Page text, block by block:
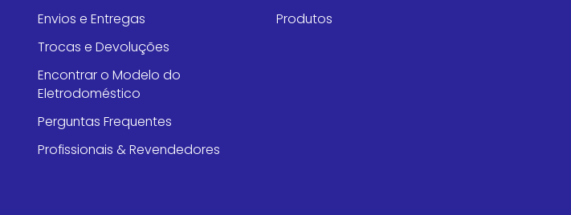
Envios e Entregas
Trocas e Devoluções
Encontrar o Modelo do
Eletrodoméstico
Perguntas Frequentes
Profissionais & Revendedores
Produtos